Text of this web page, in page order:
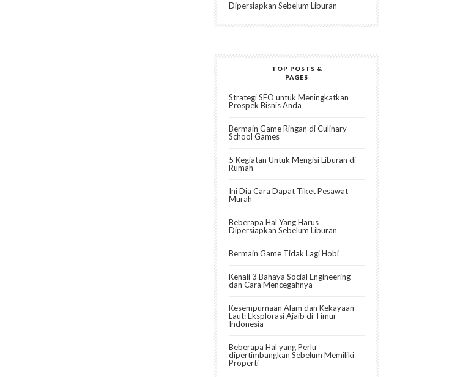
Dipersiapkan Sebelum Liburan
TOP POSTS &
PAGES
Strategi SEO untuk Meningkatkan
Prospek Bisnis Anda
Bermain Game Ringan di Culinary
School Games
5 Kegiatan Untuk Mengisi Liburan di
Rumah
Ini Dia Cara Dapat Tiket Pesawat
Murah
Beberapa Hal Yang Harus
Dipersiapkan Sebelum Liburan
Bermain Game Tidak Lagi Hobi
Kenali 3 Bahaya Social Engineering
dan Cara Mencegahnya
Kesempurnaan Alam dan Kekayaan
Laut: Eksplorasi Ajaib di Timur
Indonesia
Beberapa Hal yang Perlu
dipertimbangkan Sebelum Memiliki
Properti